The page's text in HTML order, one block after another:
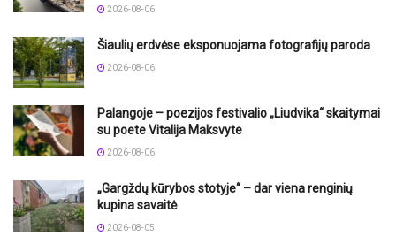
2026-08-06
Šiaulių erdvėse eksponuojama fotografijų paroda
2026-08-06
Palangoje – poezijos festivalio „Liudvika“ skaitymai
su poete Vitalija Maksvyte
2026-08-06
„Gargždų kūrybos stotyje“ – dar viena renginių
kupina savaitė
2026-08-05